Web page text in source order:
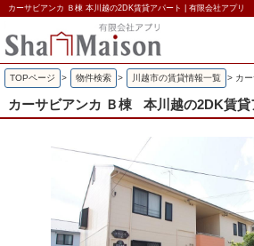
カーサビアンカ Ｂ棟 本川越の2DK賃貸アパート | 有限会社アプリ
TOPページ > 物件検索 > 川越市の賃貸情報一覧 > カ
カーサビアンカ Ｂ棟 本川越の2DK賃